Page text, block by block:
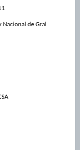
Nacional de Gral